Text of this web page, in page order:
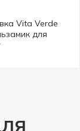
Vita Verde
для